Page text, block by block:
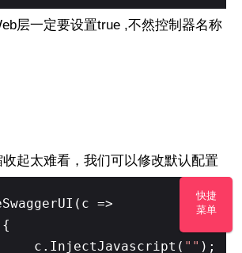
层一定要设置true ,不然控制器名称
起太难看，我们可以修改默认配置
=>
{
c.InjectJavascript( "" );
快捷
菜单